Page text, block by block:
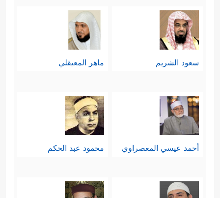
سعود الشريم ماهر المعيقلي
أحمد عيسي المعصراوي محمود عبد الحكم